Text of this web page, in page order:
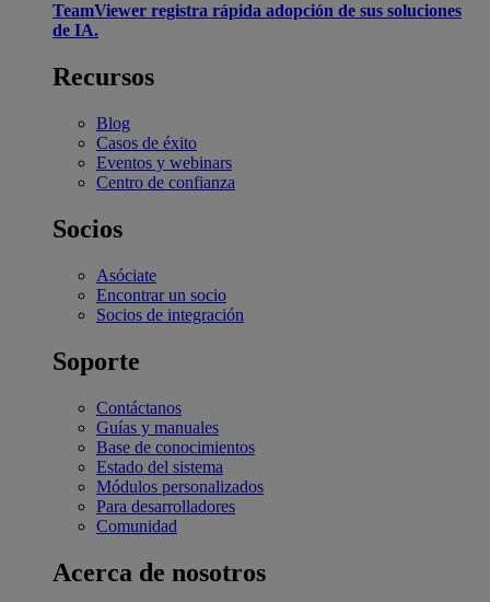
TeamViewer registra rápida adopción de sus soluciones
de IA.
Recursos
Blog
Casos de éxito
Eventos y webinars
Centro de confianza
Socios
Asóciate
Encontrar un socio
Socios de integración
Soporte
Contáctanos
Guías y manuales
Base de conocimientos
Estado del sistema
Módulos personalizados
Para desarrolladores
Comunidad
Acerca de nosotros